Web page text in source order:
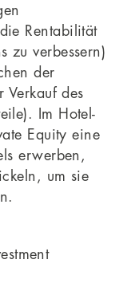
Rentabilität
zu verbessern)
der
Verkauf des
Im Hotel-
Equity eine
erwerben,
um sie